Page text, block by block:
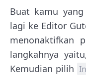
Buat kamu
lagi ke Editor
menonaktifkan
langkahnya
Kemudian pilih